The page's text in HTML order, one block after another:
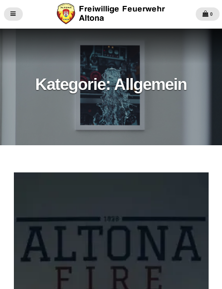
0
Kategorie:Allgemein